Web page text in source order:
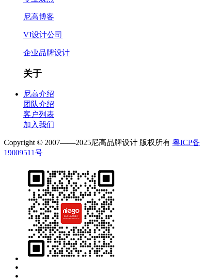
尼高博客
VI设计公司
企业品牌设计
关于
尼高介绍
团队介绍
客户列表
加入我们
Copyright © 2007——2025尼高品牌设计 版权所有 粤ICP备
19009511号